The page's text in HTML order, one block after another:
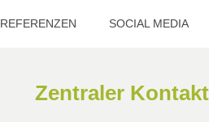
REFERENZEN SOCIAL MEDIA
Zentraler Kontakt